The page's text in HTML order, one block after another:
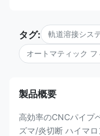
タグ: 軌道溶接シス
オートマティック
製品概要
高効率のCNCパイプ
ズマ/炎切断 ハイマ